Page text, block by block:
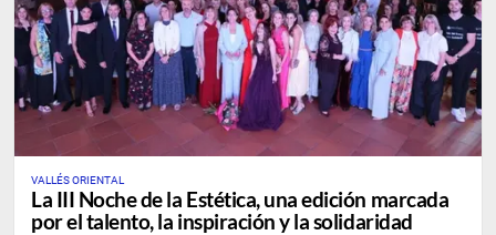
VALLÉS ORIENTAL
​La III Noche de la Estética, una edición marcada
por el talento, la inspiración y la solidaridad